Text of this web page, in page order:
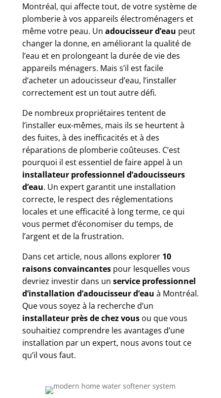
Montréal, qui affecte tout, de votre système de
plomberie à vos appareils électroménagers et
même votre peau. Un adoucisseur d’eau peut
changer la donne, en améliorant la qualité de
l’eau et en prolongeant la durée de vie des
appareils ménagers. Mais s’il est facile
d’acheter un adoucisseur d’eau, l’installer
correctement est un tout autre défi.
De nombreux propriétaires tentent de
l’installer eux-mêmes, mais ils se heurtent à
des fuites, à des inefficacités et à des
réparations de plomberie coûteuses. C’est
pourquoi il est essentiel de faire appel à un
installateur professionnel d’adoucisseurs
d’eau. Un expert garantit une installation
correcte, le respect des réglementations
locales et une efficacité à long terme, ce qui
vous permet d’économiser du temps, de
l’argent et de la frustration.
Dans cet article, nous allons explorer 10
raisons convaincantespour lesquelles vous
devriez investir dans un service professionnel
d’installation d’adoucisseur d’eau à Montréal.
Que vous soyez à la recherche d’un
installateur près de chez vousou que vous
souhaitiez comprendre les avantages d’une
installation par un expert, nous avons tout ce
qu’il vous faut.